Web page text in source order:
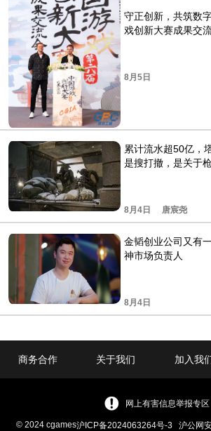
守正创新，共筑数
戏创新大赛成果交
8月5日
累计流水超50亿，
是搜打撤，是关于
8月4日 唐宸尧
金韬创业公司又有
神市场负责人
8月4日
商务合作 关于我们 加入我
网上有害信息举报专区
© 2024 cgames沪ICP备2024063264号-3 沪公网